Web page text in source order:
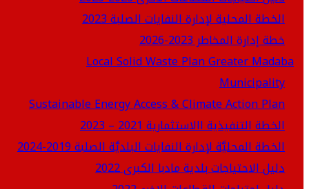
الخطة المحلية لإدارة النفايات الصلبة 2023
خطة إدارة المخاطر 2023-2026
Local Solid Waste Plan Greater Madaba
Municipality
Sustainable Energy Access & Climate Action Plan
الخطة التنفيذية االاستثمارية 2021 – 2023
الخطة المحليَّة لإدارة النفايات البلديَّة الصلبة 2019-2024
دليل الاحتياجات بلدية مادبا الكبرى 2022